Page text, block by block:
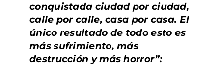
conquistada ciudad por ciudad,
calle por calle, casa por casa. El
único resultado de todo esto es
más sufrimiento, más
destrucción y más horror”: